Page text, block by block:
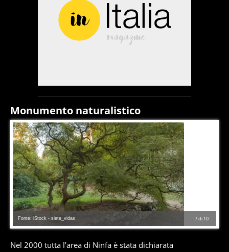
Monumento naturalistico
7di 10
Fonte: iStock - siete_vidas
Nel 2000 tutta l’area di Ninfa è stata dichiarata